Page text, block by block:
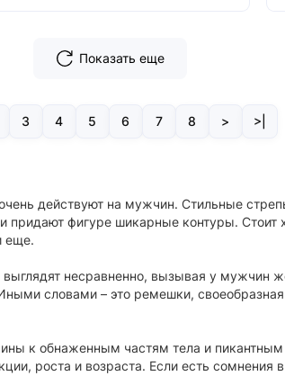
Показать еще
3 4 5 6 7 8 > >|
действуют на мужчин. Стильные
придают фигуре шикарные контуры. Стоит
еще.
несравненно, вызывая у мужчин
словами – это ремешки,
к обнаженным частям тела и
роста и возраста. Если есть сомнения